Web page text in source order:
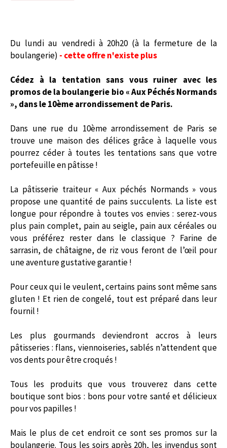
Du lundi au vendredi à 20h20 (à la fermeture de la
boulangerie) - cette offre n'existe plus
Cédez à la tentation sans vous ruiner avec les
promos de la boulangerie bio « Aux Péchés Normands
», dans le 10ème arrondissement de Paris.
Dans une rue du 10ème arrondissement de Paris se
trouve une maison des délices grâce à laquelle vous
pourrez céder à toutes les tentations sans que votre
portefeuille en pâtisse !
La pâtisserie traiteur « Aux péchés Normands » vous
propose une quantité de pains succulents. La liste est
longue pour répondre à toutes vos envies : serez-vous
plus pain complet, pain au seigle, pain aux céréales ou
vous préférez rester dans le classique ? Farine de
sarrasin, de châtaigne, de riz vous feront de l’œil pour
une aventure gustative garantie !
Pour ceux qui le veulent, certains pains sont même sans
gluten ! Et rien de congelé, tout est préparé dans leur
fournil !
Les plus gourmands deviendront accros à leurs
pâtisseries : flans, viennoiseries, sablés n’attendent que
vos dents pour être croqués !
Tous les produits que vous trouverez dans cette
boutique sont bios : bons pour votre santé et délicieux
pour vos papilles !
Mais le plus de cet endroit ce sont ses promos sur la
boulangerie. Tous les soirs après 20h, les invendus sont